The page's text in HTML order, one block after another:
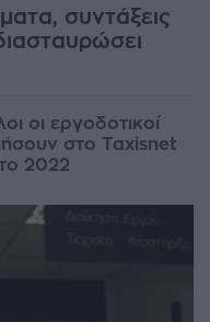
συντάξεις
οι εργοδοτικοί
στο Taxisnet
2022